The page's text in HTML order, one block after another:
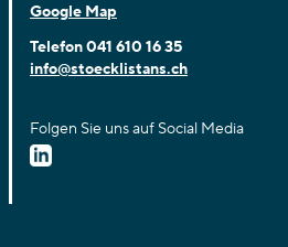
Google Map
Telefon041 610 16 35
info@stoecklistans.ch
Folgen Sie uns auf Social Media